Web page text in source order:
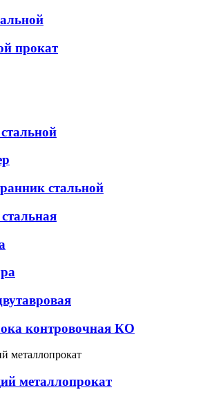
прокат
стальной
контровочная КО
металлопрокат